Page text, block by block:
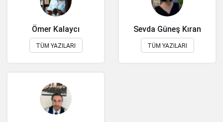
Ömer Kalaycı
TÜM YAZILARI
Sevda Güneş Kıran
TÜM YAZILARI